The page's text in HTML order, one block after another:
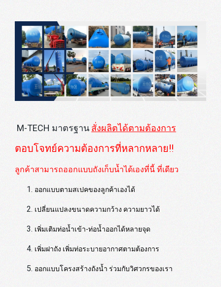
M-TECH มาตรฐาน สั่งผลิตได้ตามต้องการ
ตอบโจทย์ความต้องการที่หลากหลาย!!
ลูกค้าสามารถออกแบบถังเก็บน้ำได้เองที่นี้ ที่เดียว
ออกแบบตามสเปคของลูกค้าเองได้
เปลี่ยนแปลงขนาดความกว้าง ความยาวได้
เพิ่มเติมท่อน้ำเข้า-ท่อน้ำออกได้หลายจุด
เพิ่มฝาถัง เพิ่มท่อระบายอากาศตามต้องการ
ออกแบบโครงสร้างถังน้ำ ร่วมกับวิศวกรของเรา